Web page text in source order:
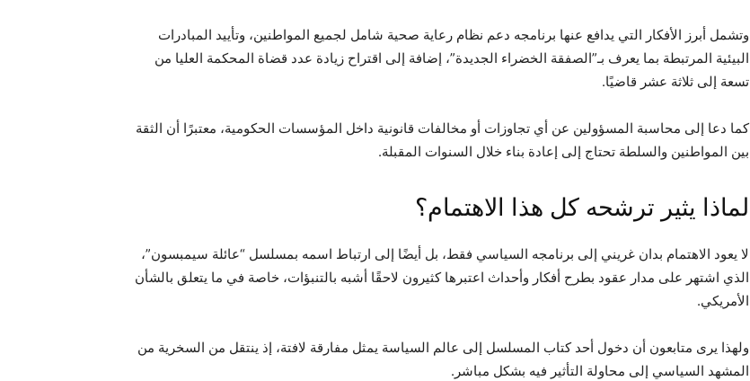
وتشمل أبرز الأفكار التي يدافع عنها برنامجه دعم نظام رعاية صحية شامل لجميع المواطنين، وتأييد المبادرات
البيئية المرتبطة بما يعرف بـ”الصفقة الخضراء الجديدة”، إضافة إلى اقتراح زيادة عدد قضاة المحكمة العليا من
تسعة إلى ثلاثة عشر قاضيًا.
كما دعا إلى محاسبة المسؤولين عن أي تجاوزات أو مخالفات قانونية داخل المؤسسات الحكومية، معتبرًا أن الثقة
بين المواطنين والسلطة تحتاج إلى إعادة بناء خلال السنوات المقبلة.
لماذا يثير ترشحه كل هذا الاهتمام؟
لا يعود الاهتمام بدان غريني إلى برنامجه السياسي فقط، بل أيضًا إلى ارتباط اسمه بمسلسل “عائلة سيمبسون”،
الذي اشتهر على مدار عقود بطرح أفكار وأحداث اعتبرها كثيرون لاحقًا أشبه بالتنبؤات، خاصة في ما يتعلق بالشأن
الأمريكي.
ولهذا يرى متابعون أن دخول أحد كتاب المسلسل إلى عالم السياسة يمثل مفارقة لافتة، إذ ينتقل من السخرية من
المشهد السياسي إلى محاولة التأثير فيه بشكل مباشر.